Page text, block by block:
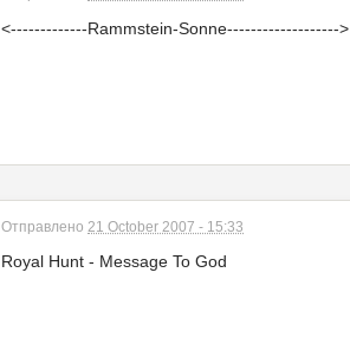
<-------------Rammstein-Sonne------------------->
Отправлено 21 October 2007 - 15:33
Royal Hunt - Message To God